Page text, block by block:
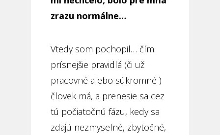
zrazu normálne…
Vtedy som pochopil… čím
prísnejšie pravidlá (či už
pracovné alebo súkromné )
človek má, a prenesie sa cez
tú počiatočnú fázu, kedy sa
zdajú nezmyselné, zbytočné,